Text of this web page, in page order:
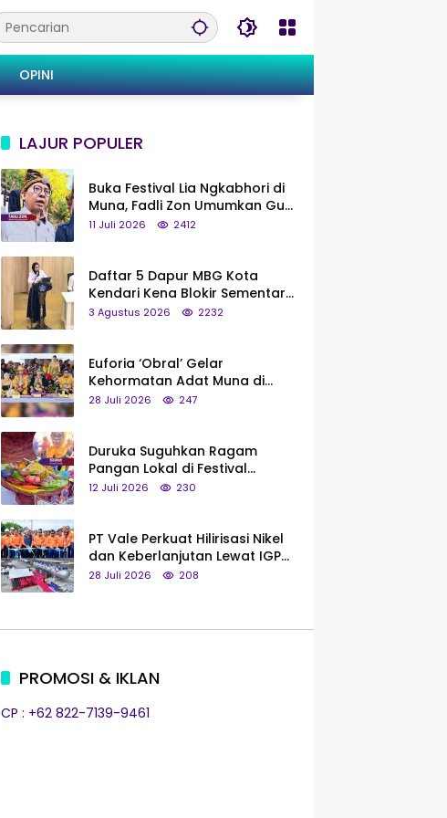
OPINI
LAJUR POPULER
Buka Festival Lia Ngkabhori di
Muna, Fadli Zon Umumkan Gua
Metanduno Segera Naik Status
11 Juli 2026 2412
Daftar 5 Dapur MBG Kota
Kendari Kena Blokir Sementara
dari Pusat
3 Agustus 2026 2232
Euforia ‘Obral’ Gelar
Kehormatan Adat Muna di
Silaturahmi KKMM, Ridwan Bae:
28 Juli 2026 247
Duruka Suguhkan Ragam
Pangan Lokal di Festival
Liangkobhori, Dari Umbi Rebus
12 Juli 2026 230
PT Vale Perkuat Hilirisasi Nikel
dan Keberlanjutan Lewat IGP
Morowali
28 Juli 2026 208
PROMOSI & IKLAN
CP : +62 822-7139-9461